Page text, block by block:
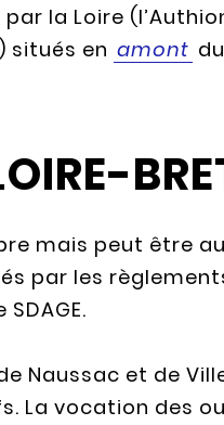
la Loire
situés en amont
mais peut être
par les
Naussac et de
La vocation des